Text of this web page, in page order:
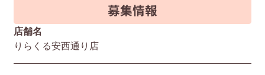
募集情報
店舗名
りらくる安西通り店